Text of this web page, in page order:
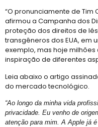
“O pronunciamente de Tim
afirmou a Campanha dos
proteção dos direitos de
transgêneros dos EUA, em
exemplo, mas hoje
inspiração de diferentes
Leia abaixo o artigo
do mercado tecnológico.
“Ao longo da minha vida
privacidade. Eu venho de
atenção para mim. A Apple já